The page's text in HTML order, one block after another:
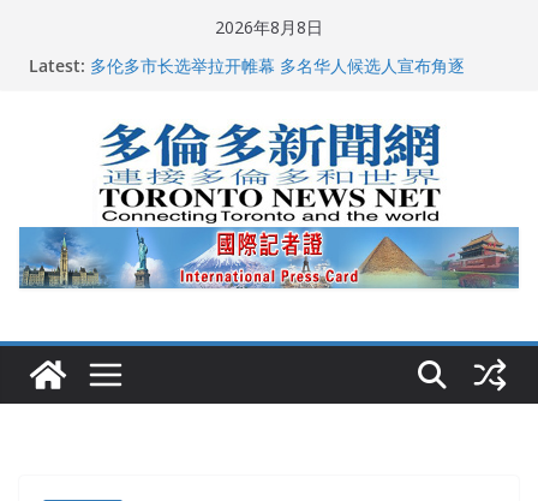
2026年8月8日
Latest: 龚晓华参加多伦多骄傲大游行 与市民分享竞选理念
特朗普称加拿大“不友善”并批评其领导层 卡尼：谈判事
关加拿大就业
2026加拿大青少年儿童绘画比赛颁奖典礼多伦多举行